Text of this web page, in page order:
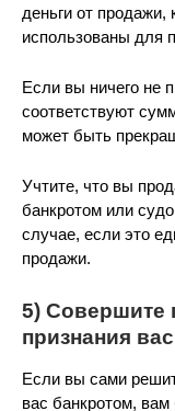
деньги от
использованы для
Если вы ничего не
соответствуют
может быть
Учтите, что вы
банкротом или
случае, если это
продажи.
5) Совершите
признания
Если вы сами
вас банкротом, вам